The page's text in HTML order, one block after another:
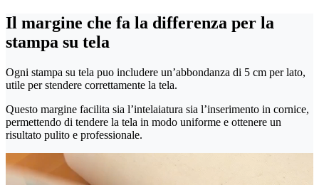
Il margine che fa la differenza per la
stampa su tela
Ogni stampa su tela puo includere un’abbondanza di 5 cm per lato,
utile per stendere correttamente la tela.
Questo margine facilita sia l’intelaiatura sia l’inserimento in cornice,
permettendo di tendere la tela in modo uniforme e ottenere un
risultato pulito e professionale.